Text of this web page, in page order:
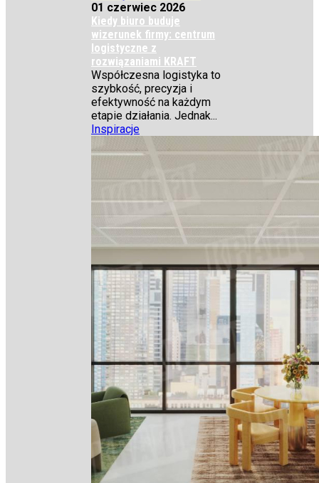
01 czerwiec 2026
Kiedy biuro buduje
wizerunek firmy: centrum
logistyczne z
rozwiązaniami KRAFT
Współczesna logistyka to
szybkość, precyzja i
efektywność na każdym
etapie działania. Jednak...
Inspiracje